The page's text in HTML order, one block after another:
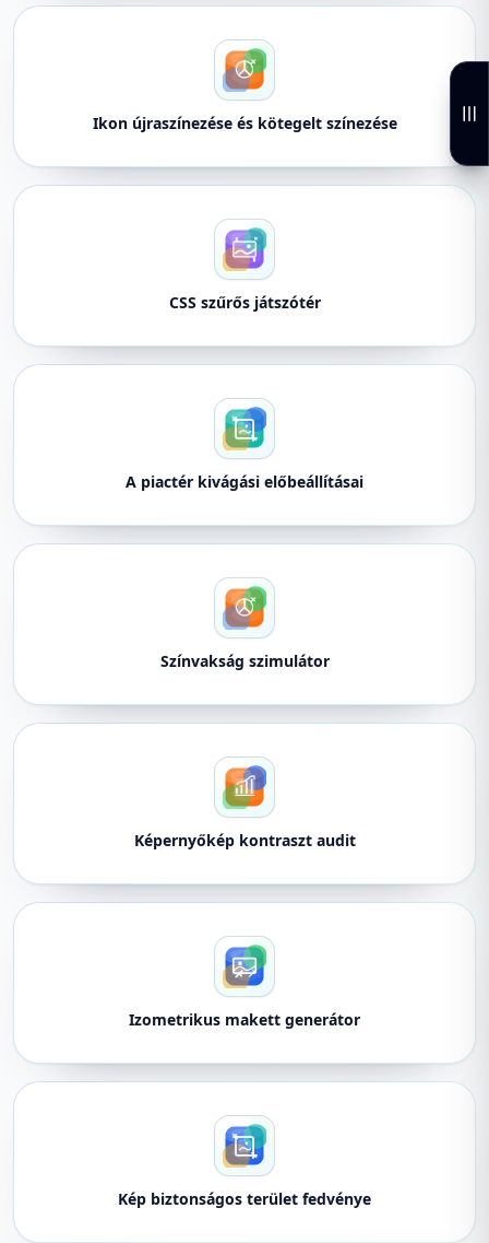
Ikon újraszínezése és kötegelt színezése
CSS szűrős játszótér
A piactér kivágási előbeállításai
Színvakság szimulátor
Képernyőkép kontraszt audit
Izometrikus makett generátor
Kép biztonságos terület fedvénye